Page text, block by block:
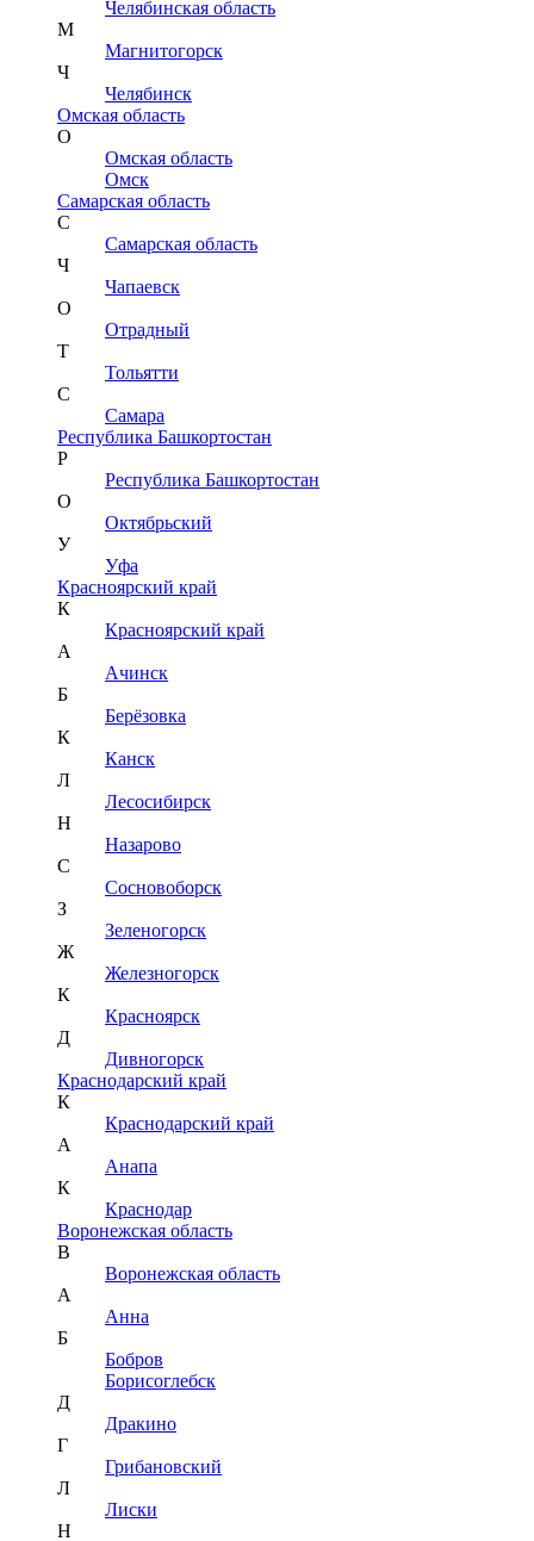
Челябинская область
М
Магнитогорск
Ч
Челябинск
Омская область
О
Омская область
Омск
Самарская область
С
Самарская область
Ч
Чапаевск
О
Отрадный
Т
Тольятти
С
Самара
Республика Башкортостан
Р
Республика Башкортостан
О
Октябрьский
У
Уфа
Красноярский край
К
Красноярский край
А
Ачинск
Б
Берёзовка
К
Канск
Л
Лесосибирск
Н
Назарово
С
Сосновоборск
З
Зеленогорск
Ж
Железногорск
К
Красноярск
Д
Дивногорск
Краснодарский край
К
Краснодарский край
А
Анапа
К
Краснодар
Воронежская область
В
Воронежская область
А
Анна
Б
Бобров
Борисоглебск
Д
Дракино
Г
Грибановский
Л
Лиски
Н